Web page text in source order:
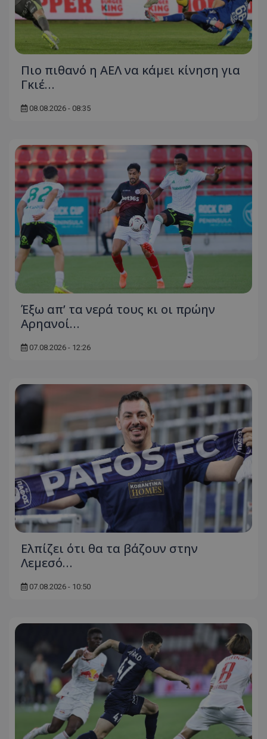
Πιο πιθανό η ΑΕΛ να κάμει κίνηση για
Γκιέ…
08.08.2026 - 08:35
Έξω απ’ τα νερά τους κι οι πρώην
Αρηανοί…
07.08.2026 - 12:26
Ελπίζει ότι θα τα βάζουν στην
Λεμεσό…
07.08.2026 - 10:50